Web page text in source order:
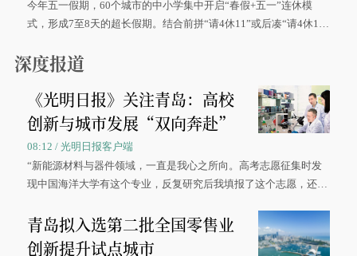
今年五一假期，60个城市的中小学集中开启“春假+五一”连休模
式，形成7至8天的超长假期。结合前拼“请4休11”或后凑“请4休1
深度报道
《光明日报》关注青岛：高校
创新与城市发展“双向奔赴”
08:12 / 光明日报客户端
“新能源材料与器件领域，一直是我心之所向。高考志愿征集时发
现中国海洋大学有这个专业，反复研究后我填报了这个志愿，还真
大学材料科学与工程学院材料类专业的录取通知书。
青岛拟入选第二批全国零售业
创新提升试点城市